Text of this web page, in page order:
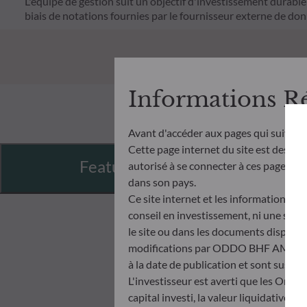
biais de notations fournies par le fournisseur externe de
Features
Informations
Avant d'accéder aux pages qui
Cette page internet du site est
autorisé à se connecter à ces pages
dans son pays.
Ce site internet et les informations
conseil en investissement, ni une
le site ou dans les documents
modifications par ODDO BHF AM à
à la date de publication et sont
L'investisseur est averti que les
capital investi, la valeur liquidative